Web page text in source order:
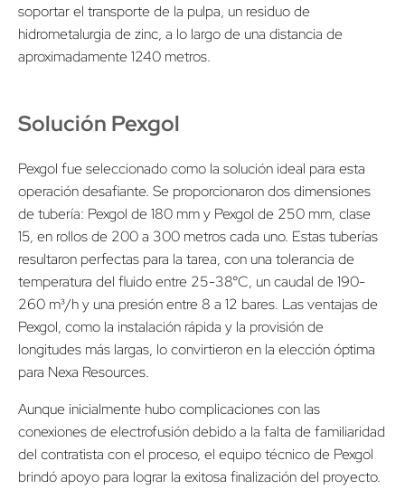
soportar el transporte de la pulpa, un residuo de
hidrometalurgia de zinc, a lo largo de una distancia de
aproximadamente 1240 metros.
Solución Pexgol
Pexgol fue seleccionado como la solución ideal para esta
operación desafiante. Se proporcionaron dos dimensiones
de tubería: Pexgol de 180 mm y Pexgol de 250 mm, clase
15, en rollos de 200 a 300 metros cada uno. Estas tuberías
resultaron perfectas para la tarea, con una tolerancia de
temperatura del fluido entre 25-38°C, un caudal de 190-
260 m³/h y una presión entre 8 a 12 bares. Las ventajas de
Pexgol, como la instalación rápida y la provisión de
longitudes más largas, lo convirtieron en la elección óptima
para Nexa Resources.
Aunque inicialmente hubo complicaciones con las
conexiones de electrofusión debido a la falta de familiaridad
del contratista con el proceso, el equipo técnico de Pexgol
brindó apoyo para lograr la exitosa finalización del proyecto.